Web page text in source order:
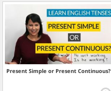
Present Simple or Present Continuous?